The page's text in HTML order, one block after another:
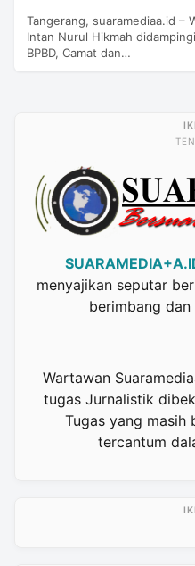
Tangerang, suaramediaa.id –
Intan Nurul Hikmah
BPBD, Camat dan…
menyajikan seputar
berimbang
Wartawan
tugas Jurnalistik
Tugas yang masih
tercantum